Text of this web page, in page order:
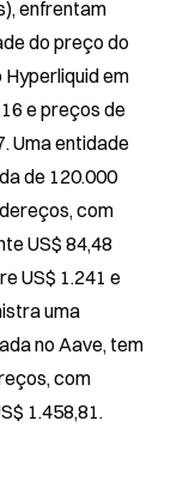
enfrentam
do preço do
Hyperliquid em
e preços de
Uma entidade
de 120.000
com
US$ 84,48
US$ 1.241 e
uma
no Aave, tem
com
1.458,81.